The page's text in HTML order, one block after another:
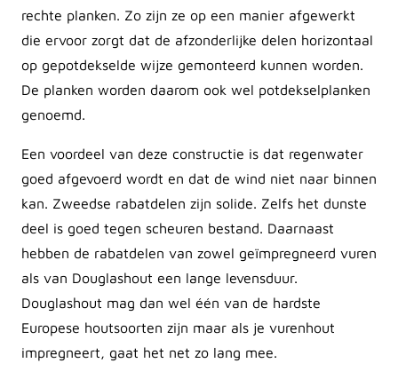
rechte planken. Zo zijn ze op een manier afgewerkt
die ervoor zorgt dat de afzonderlijke delen horizontaal
op gepotdekselde wijze gemonteerd kunnen worden.
De planken worden daarom ook wel potdekselplanken
genoemd.
Een voordeel van deze constructie is dat regenwater
goed afgevoerd wordt en dat de wind niet naar binnen
kan. Zweedse rabatdelen zijn solide. Zelfs het dunste
deel is goed tegen scheuren bestand. Daarnaast
hebben de rabatdelen van zowel geïmpregneerd vuren
als van Douglashout een lange levensduur.
Douglashout mag dan wel één van de hardste
Europese houtsoorten zijn maar als je vurenhout
impregneert, gaat het net zo lang mee.